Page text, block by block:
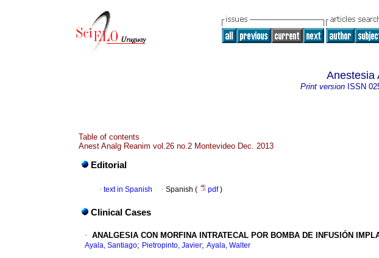
Anestesia
Print version ISSN
Table of contents
Anest Analg Reanim vol.26 no.2 Montevideo Dec. 2013
Editorial
· text in Spanish · Spanish ( pdf)
Clinical Cases
· ANALGESIA CON MORFINA NTRATECAL POR BOMBA DE INFUSIÓN
Ayala, Santiago; Pietropinto, Javier; Ayala, Walter